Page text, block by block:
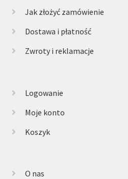
Jak złożyć zamówienie
Dostawa i płatność
Zwroty i reklamacje
Logowanie
Moje konto
Koszyk
O nas